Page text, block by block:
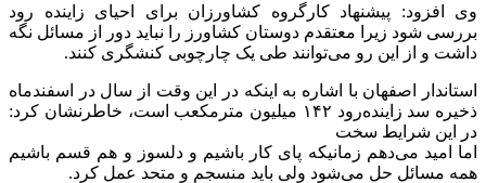
وی افزود: پیشنهاد کارگروه کشاورزان برای احیای زاینده رود
بررسی شود زیرا معتقدم دوستان کشاورز را نباید دور از مسائل نگه
داشت و از این رو می‌توانند طی یک چارچوبی کنشگری کنند.
استاندار اصفهان با اشاره به اینکه در این وقت از سال در اسفندماه
ذخیره سد زاینده‌رود ۱۴۲ میلیون مترمکعب است، خاطرنشان کرد:
در این شرایط سخت
اما امید می‌دهم زمانیکه پای کار باشیم و دلسوز و هم قسم باشیم
همه مسائل حل می‌شود ولی باید منسجم و متحد عمل کرد.